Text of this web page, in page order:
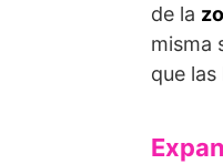
de la
misma
que